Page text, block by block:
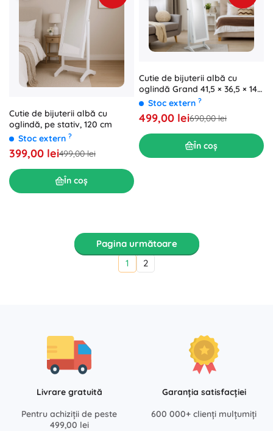
Cutie de bijuterii albă cu
oglindă, pe stativ, 120 cm
Stoc extern ?
399,00 lei499,00 lei
În coș
Cutie de bijuterii albă cu
oglindă Grand 41,5 × 36,5 × 147
cmStoc extern ?
499,00 lei690,00 lei
În coș
Pagina următoare
1
2
Livrare gratuită
Pentru achiziții de peste
499,00 lei
Garanția satisfacției
600 000+ clienți mulțumiți